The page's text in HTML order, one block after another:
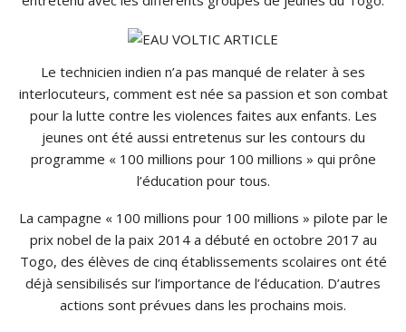
Le technicien indien n’a pas manqué de relater à ses
interlocuteurs, comment est née sa passion et son combat
pour la lutte contre les violences faites aux enfants. Les
jeunes ont été aussi entretenus sur les contours du
programme « 100 millions pour 100 millions » qui prône
l’éducation pour tous.
La campagne « 100 millions pour 100 millions » pilote par le
prix nobel de la paix 2014 a débuté en octobre 2017 au
Togo, des élèves de cinq établissements scolaires ont été
déjà sensibilisés sur l’importance de l’éducation. D’autres
actions sont prévues dans les prochains mois.